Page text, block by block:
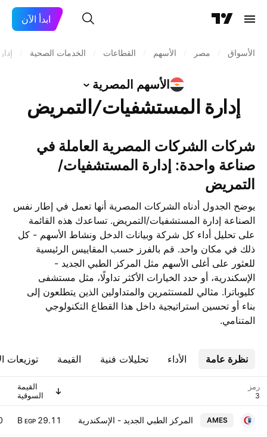
ابدأ الآن
الأسواق مصر الأسهم القطاعات الخدمات الصحية
الأسهم المصرية
إدارة المستشفيات/التمريض
شركات الشركات المصرية العاملة في
صناعة واحدة: إدارة المستشفيات/
التمريض
يوضح الجدول أدناه الشركات المصرية أنها تعمل في إطار نفس
الصناعة إدارة المستشفيات/التمريض. تساعدك هذه القائمة
على تحليل أداء كل شركة وبيانات الدخل ونشاط الأسهم - كل
ذلك في مكان واحد. قم بالفرز حسب المقاييس الرئيسية
للعثور على أغلى الأسهم مثل المركز الطبي الجديد -
الإسكندرية، أو حدد الخيارات الأكثر تداولًا، مثل مستشفى
كليوباترا. مثالي للمستثمرين والمتداولين الذين يتطلعون إلى
بناء أو تحسين استراتيجية داخل هذا القطاع التكنولوجي
المتنامي.
نظرة عامة الأداء تحليلات فنية القيمة توزيعات
رمز
القيمة
السوقية
AMES المركز الطبي الجديد - الإسكندرية 29.11 B
EGP